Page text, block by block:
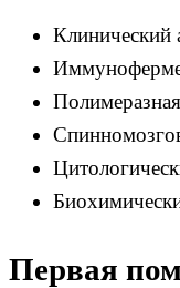
Клинический
Первая